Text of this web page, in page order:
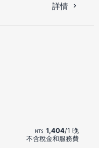
詳情
1,404/1 晚
不含稅金和服務費